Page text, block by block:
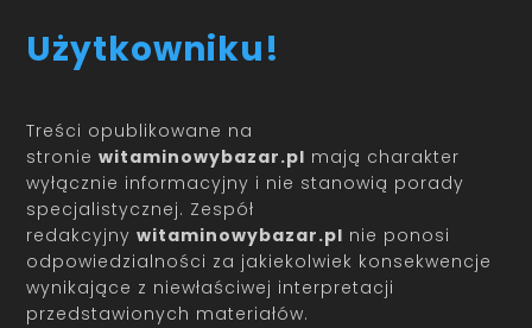
Użytkowniku!
Treści opublikowane na
stroniewitaminowybazar.pl mają charakter
wyłącznie informacyjny i nie stanowią porady
specjalistycznej. Zespół
redakcyjnywitaminowybazar.pl nie ponosi
odpowiedzialności za jakiekolwiek konsekwencje
wynikające z niewłaściwej interpretacji
przedstawionych materiałów.